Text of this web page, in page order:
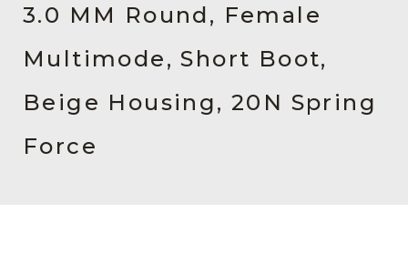
产品
资源
关于我们
3.0 MM Round, Female
Multimode, Short Boot,
Beige Housing, 20N Spring
Force